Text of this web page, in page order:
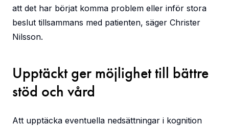
att det har börjat komma problem eller inför stora
beslut tillsammans med patienten, säger Christer
Nilsson.
Upptäckt ger möjlighet till bättre
stöd och vård
Att upptäcka eventuella nedsättningar i kognition